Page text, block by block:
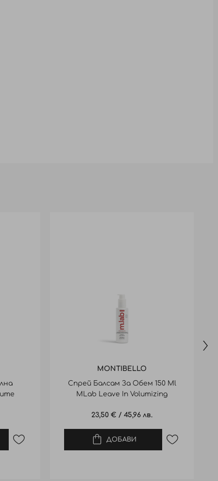
MONTIBELLO
Спрей Балсам За Обем 150 Ml
MLab Leave In Volumizing
23,50 € / 45,96 лв.
ДОБАВИ